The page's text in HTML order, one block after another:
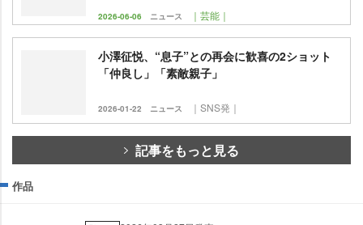
2026-06-06 ニュース ｜芸能｜
小澤征悦、“息子”との再会に歓喜の2ショット
「仲良し」「素敵親子」
2026-01-22 ニュース ｜SNS発｜
記事をもっと見る
作品